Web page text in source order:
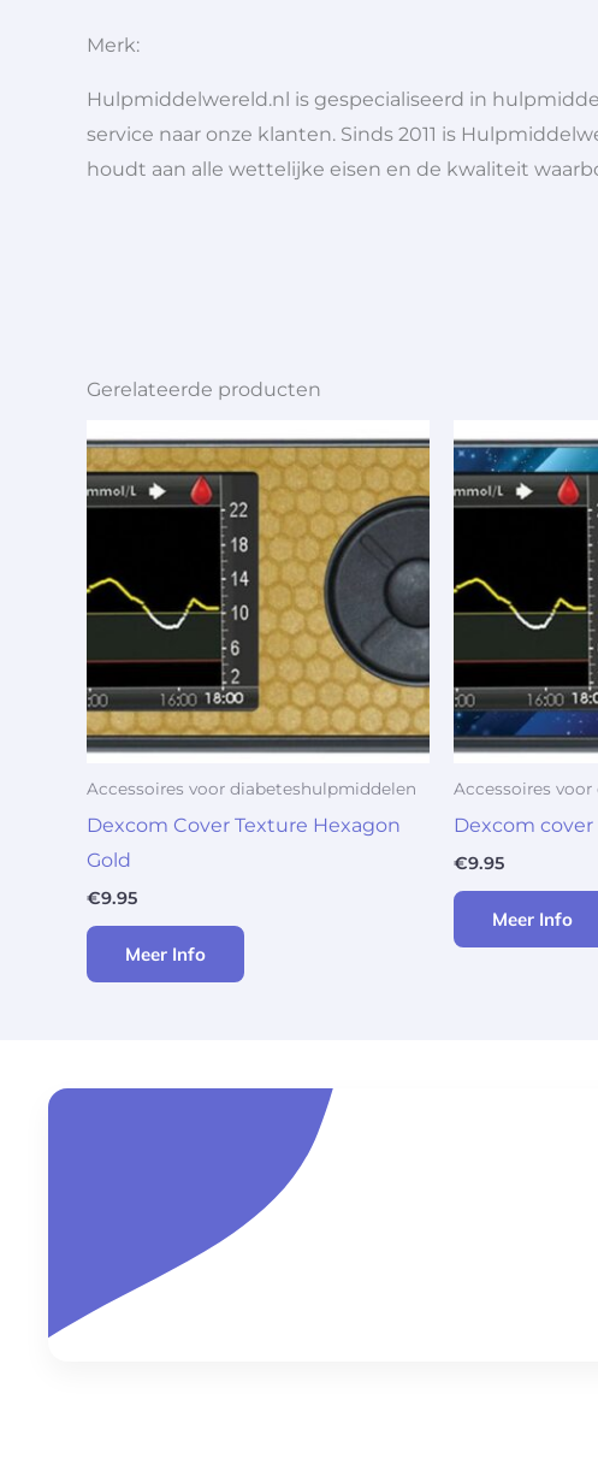
Merk:
Hulpmiddelwereld.nl is gespecialiseerd in
service naar onze klanten. Sinds 2011 is
houdt aan alle wettelijke eisen en de kwaliteit
Gerelateerde producten
Accessoires voor diabeteshulpmiddelen
Dexcom Cover Texture Hexagon
Gold
€9.95
Meer Info
Accessoires
Dexcom
€9.95
Meer Info